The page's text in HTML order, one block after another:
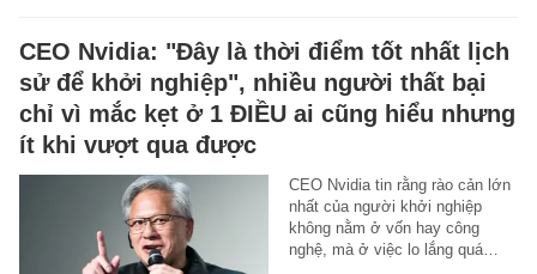
CEO Nvidia: "Đây là thời điểm tốt nhất lịch
sử để khởi nghiệp", nhiều người thất bại
chỉ vì mắc kẹt ở 1 ĐIỀU ai cũng hiểu nhưng
ít khi vượt qua được
CEO Nvidia tin rằng rào cản lớn
nhất của người khởi nghiệp
không nằm ở vốn hay công
nghệ, mà ở việc lo lắng quá…